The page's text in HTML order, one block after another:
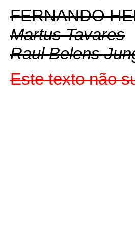
FERNANDO
Martus Tavares
Raul Belens
Este texto não